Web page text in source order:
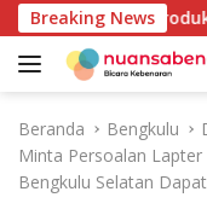
a
Breaking News
Potensi Produk
Beranda Bengkulu
Minta Persoalan
Bengkulu Selatan